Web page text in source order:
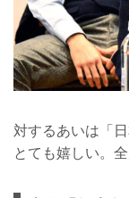
対するあいは「
とても嬉しい。